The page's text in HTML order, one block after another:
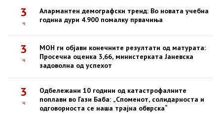
3
ч
Алармантен демографски тренд: Во новата учебна
година дури 4.900 помалку првачиња
3
ч
МОН ги објави конечните резултати од матурата:
Просечна оценка 3,66, министерката Јаневска
задоволна од успехот
3
ч
Одбележани 10 години од катастрофалните
поплави во Гази Баба: „Споменот, солидарноста и
одговорноста се наша трајна обврска“